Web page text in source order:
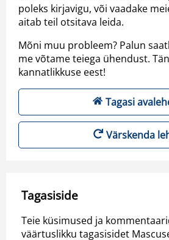
poleks kirjavigu, või vaadake
aitab teil otsitava leida.
Mõni muu probleem? Palun
me võtame teiega ühendust.
kannatlikkuse eest!
Tagasi
Värskenda
Tagasiside
Teie küsimused ja
väärtuslikku tagasisidet